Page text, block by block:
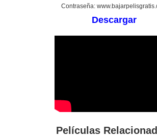
Contraseña:
Descargar
Películas